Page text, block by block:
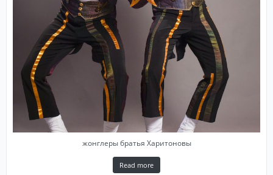
жонглеры братья Харитоновы
Read more